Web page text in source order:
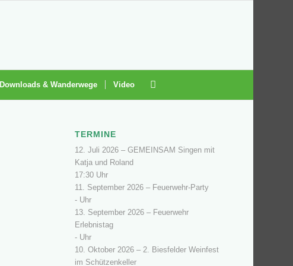
Downloads & Wanderwege Video
TERMINE
12. Juli 2026 –GEMEINSAM Singen mit
Katja und Roland
17:30 Uhr
11. September 2026 – Feuerwehr-Party
- Uhr
13. September 2026 – Feuerwehr
Erlebnistag
- Uhr
10. Oktober 2026 –2. Biesfelder Weinfest
im Schützenkeller